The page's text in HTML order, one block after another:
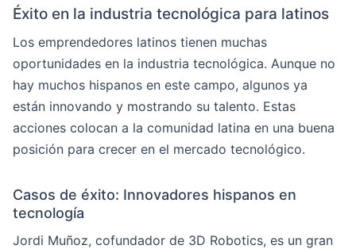
Éxito en la industria tecnológica para latinos
Los emprendedores latinos tienen muchas
oportunidades en la industria tecnológica. Aunque no
hay muchos hispanos en este campo, algunos ya
están innovando y mostrando su talento. Estas
acciones colocan a la comunidad latina en una buena
posición para crecer en el mercado tecnológico.
Casos de éxito: Innovadores hispanos en
tecnología
Jordi Muñoz, cofundador de 3D Robotics, es un gran